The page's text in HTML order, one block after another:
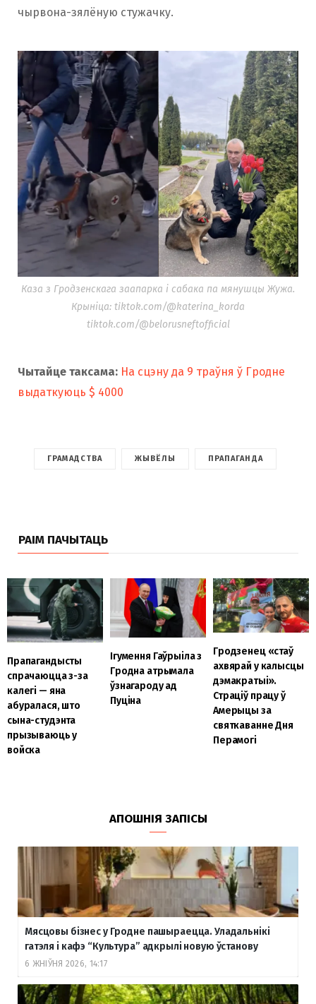
чырвона-зялёную стужачку.
Каза з Гродзенскага заапарка і сабака па мянушцы Жужа.
Крыніца: tiktok.com/@katerina_korda
tiktok.com/@belorusneftofficial
Чытайце таксама: На сцэну да 9 траўня ў Гродне
выдаткуюць $ 4000
ГРАМАДСТВА ЖЫВЁЛЫ ПРАПАГАНДА
РАІМ ПАЧЫТАЦЬ
Прапагандысты
спрачаюцца з-за
калегі — яна
абуралася, што
сына-студэнта
прызываюць у
войска
Ігумення Гаўрыіла з
Гродна атрымала
ўзнагароду ад
Пуціна
Гродзенец «стаў
ахвярай у калысцы
дэмакратыі».
Страціў працу ў
Амерыцы за
святкаванне Дня
Перамогі
АПОШНІЯ ЗАПІСЫ
Мясцовы бізнес у Гродне пашыраецца. Уладальнікі
гатэля і кафэ “Культура” адкрылі новую ўстанову
6 ЖНІЎНЯ 2026, 14:17